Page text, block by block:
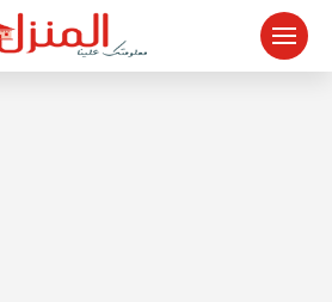
التجاوز
المحتوى